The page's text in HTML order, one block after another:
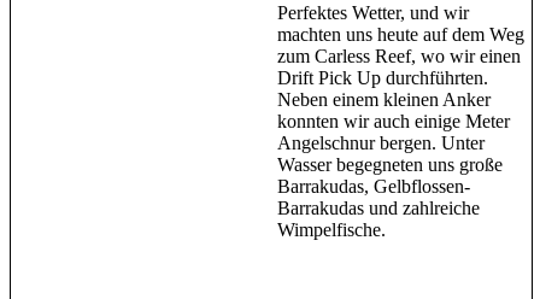
Perfektes Wetter, und wir
machten uns heute auf dem Weg
zum Carless Reef, wo wir einen
Drift Pick Up durchführten.
Neben einem kleinen Anker
konnten wir auch einige Meter
Angelschnur bergen. Unter
Wasser begegneten uns große
Barrakudas, Gelbflossen-
Barrakudas und zahlreiche
Wimpelfische.